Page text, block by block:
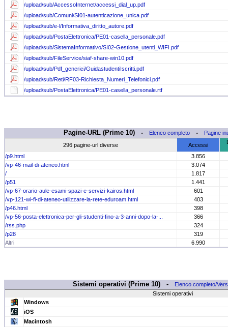
/upload/sub/AccessoInternet/accessi_dial_up.pdf
/upload/sub/Comuni/SI01-autenticazione_unica.pdf
/upload/sub/e-l/Informativa_diritto_autore.pdf
/upload/sub/PostaElettronica/PE01-casella_personale.pdf
/upload/sub/SistemaInformativo/SI02-Gestione_utenti_WIFI.pdf
/upload/sub/FileService/siaf-share-win10.pdf
/upload/sub/Pdf_generici/GuidastudentiIscritti.pdf
/upload/sub/Reti/RF03-Richiesta_Numeri_Telefonici.pdf
/upload/sub/PostaElettronica/PE01-casella_personale.rtf
Pagine-URL (Prime 10) - Elenco completo-
Pagine
296 pagine-url diverse
Accessi
/p9.html
3.856
/vp-46-mail-di-ateneo.html
3.074
/
1.817
/p51
1.441
/vp-67-orario-aule-esami-spazi-e-servizi-kairos.html
601
/vp-121-wi-fi-di-ateneo-utilizzare-la-rete-eduroam.html
403
/p46.html
398
/vp-56-posta-elettronica-per-gli-studenti-fino-a-3-anni-dopo-la-...
366
/rss.php
324
/p28
319
Altri
6.990
Sistemi operativi (Prime 10) -
Elenco completo/
Sistemi operativi
Windows
iOS
Macintosh